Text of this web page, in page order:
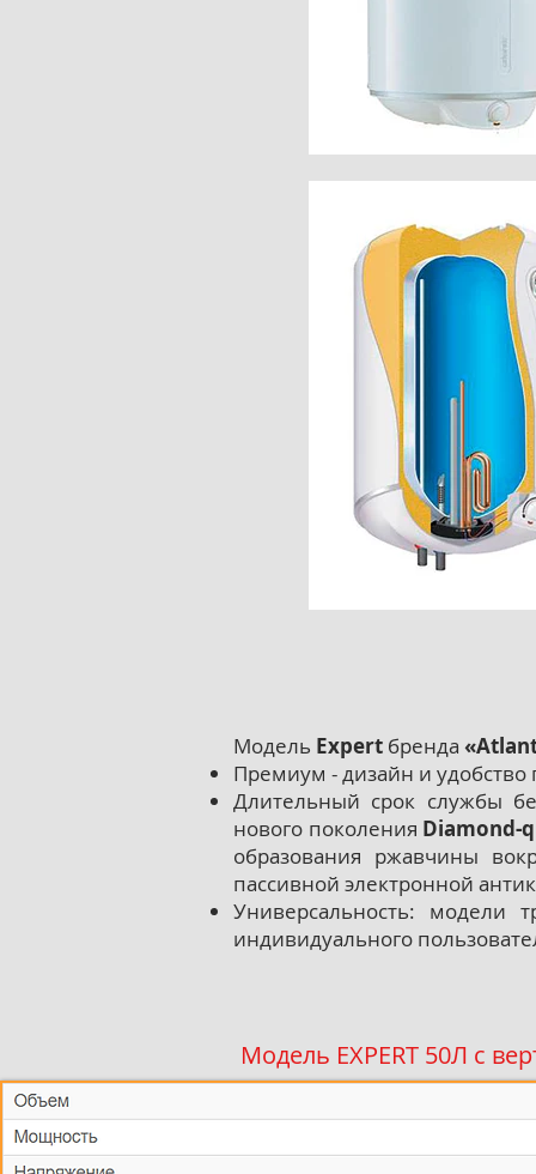
Модель Expert бренда
Премиум - дизайн и удобство
Длительный срок службы
нового поколения Diamond-
образования ржавчины
пассивной электронной
Универсальность: модели
индивидуального
Модель EXPERT 50Л с